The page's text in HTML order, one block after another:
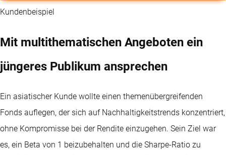
Kundenbeispiel
Mit multithematischen Angeboten ein
jüngeres Publikum ansprechen
Ein asiatischer Kunde wollte einen themenübergreifenden
Fonds auflegen, der sich auf Nachhaltigkeitstrends konzentriert,
ohne Kompromisse bei der Rendite einzugehen. Sein Ziel war
es, ein Beta von 1 beizubehalten und die Sharpe-Ratio zu